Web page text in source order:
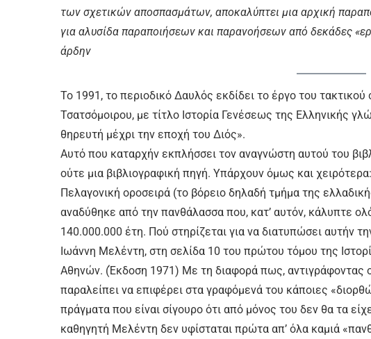
των σχετικών αποσπασμάτων, αποκαλύπτει μια αρχική
για αλυσίδα παραποιήσεων και παρανοήσεων από δεκάδες
άρδην
Το 1991, το περιοδικό Δαυλός εκδίδει το έργο του
Τσατσόμοιρου, με τίτλο Ιστορία Γενέσεως της Ελληνικής
θηρευτή μέχρι την εποχή του Διός».
Αυτό που καταρχήν εκπλήσσει τον αναγνώστη αυτού του
ούτε μια βιβλιογραφική πηγή. Υπάρχουν όμως και
Πελαγονική οροσειρά (το βόρειο δηλαδή τμήμα της
αναδύθηκε από την πανθάλασσα που, κατ’ αυτόν, κάλυπτε
140.000.000 έτη. Πού στηρίζεται για να διατυπώσει αυτήν
Ιωάννη Μελέντη, στη σελίδα 10 του πρώτου τόμου της
Αθηνών. (Έκδοση 1971) Με τη διαφορά πως, αντιγράφοντας
παραλείπει να επιφέρει στα γραφόμενά του κάποιες
πράγματα που είναι σίγουρο ότι από μόνος του δεν θα τα
καθηγητή Μελέντη δεν υφίσταται πρώτα απ’ όλα καμιά